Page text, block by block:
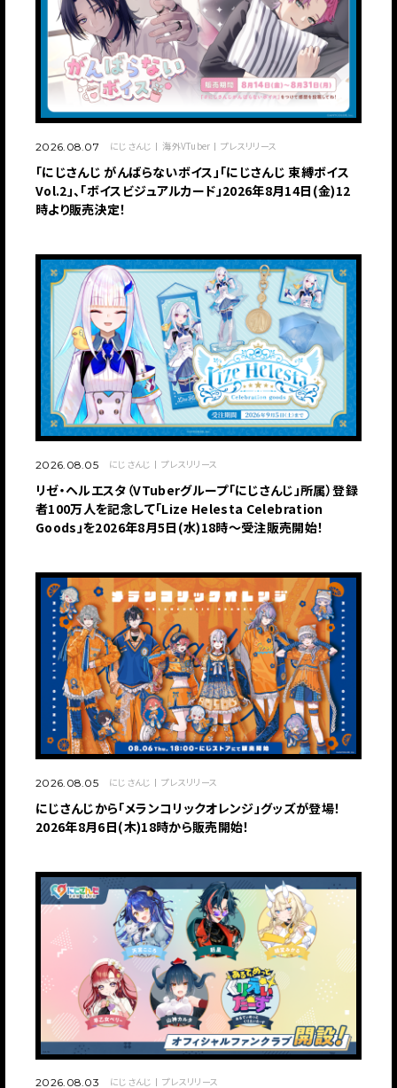
2026.08.07 にじさんじ 海外VTuber プレスリリース
「にじさんじ がんばらないボイス」「にじさんじ 束縛ボイス
Vol.2」、「ボイスビジュアルカード」2026年8月14日(金)12
時より販売決定！
2026.08.05 にじさんじ プレスリリース
リゼ・ヘルエスタ（VTuberグループ「にじさんじ」所属）登録
者100万人を記念して「Lize Helesta Celebration
Goods」を2026年8月5日(水)18時～受注販売開始！
2026.08.05 にじさんじ プレスリリース
にじさんじから「メランコリックオレンジ」グッズが登場！
2026年8月6日(木)18時から販売開始！
2026.08.03 にじさんじ プレスリリース